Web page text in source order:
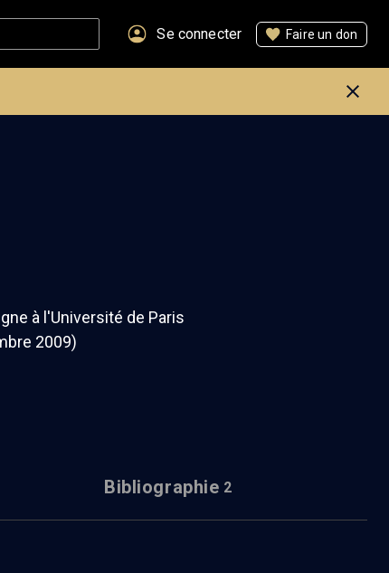
Se connecter Faire un don
à l'Université de Paris
2009)
Bibliographie 2